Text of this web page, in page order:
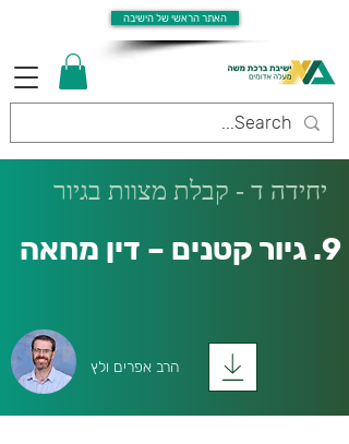
האתר הראשי של הישיבה
יחידה ד - קבלת מצוות בגיור
9. גיור קטנים – דין מחאה
הרב אפרים ולץ